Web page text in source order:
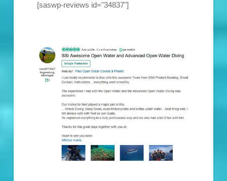
[saswp-reviews id="34837"]